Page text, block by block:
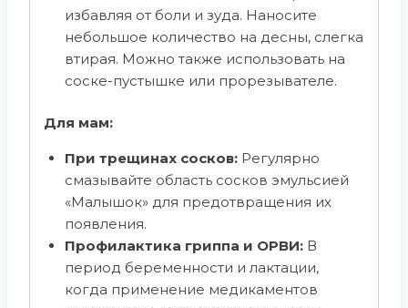
избавляя от боли и зуда. Наносите
небольшое количество на десны, слегка
втирая. Можно также использовать на
соске-пустышке или прорезывателе.
Для мам:
При трещинах сосков:Регулярно
смазывайте область сосков эмульсией
«Малышок» для предотвращения их
появления.
Профилактика гриппа и ОРВИ:В
период беременности и лактации,
когда применение медикаментов